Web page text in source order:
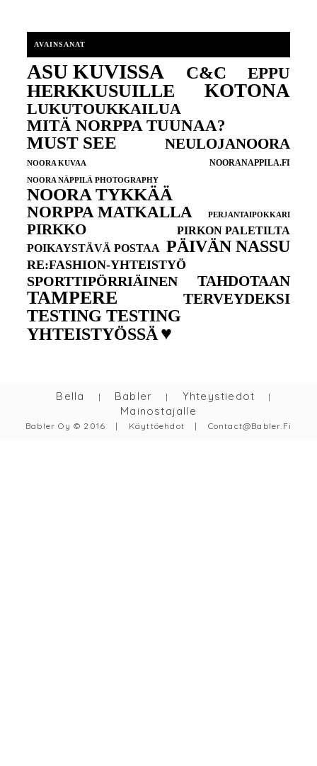
AVAINSANAT
ASU KUVISSA C&C EPPU
HERKKUSUILLE KOTONA
LUKUTOUKKAILUA
MITÄ NORPPA TUUNAA?
MUST SEE NEULOJANOORA
NOORA KUVAA NOORANAPPILA.FI
NOORA NÄPPILÄ PHOTOGRAPHY
NOORA TYKKÄÄ
NORPPA MATKALLA PERJANTAIPOKKARI
PIRKKO
PIRKON PALETILTA
POIKAYSTÄVÄ POSTAA PÄIVÄN NASSU
RE:FASHION-YHTEISTYÖ
SPORTTIPÖRRIÄINEN TAHDOTAAN
TAMPERE TERVEYDEKSI
TESTING TESTING
YHTEISTYÖSSÄ ♥
Bella | Babler | Yhteystiedot |
Mainostajalle
Babler Oy © 2016 | Käyttöehdot | Contact@babler.fi